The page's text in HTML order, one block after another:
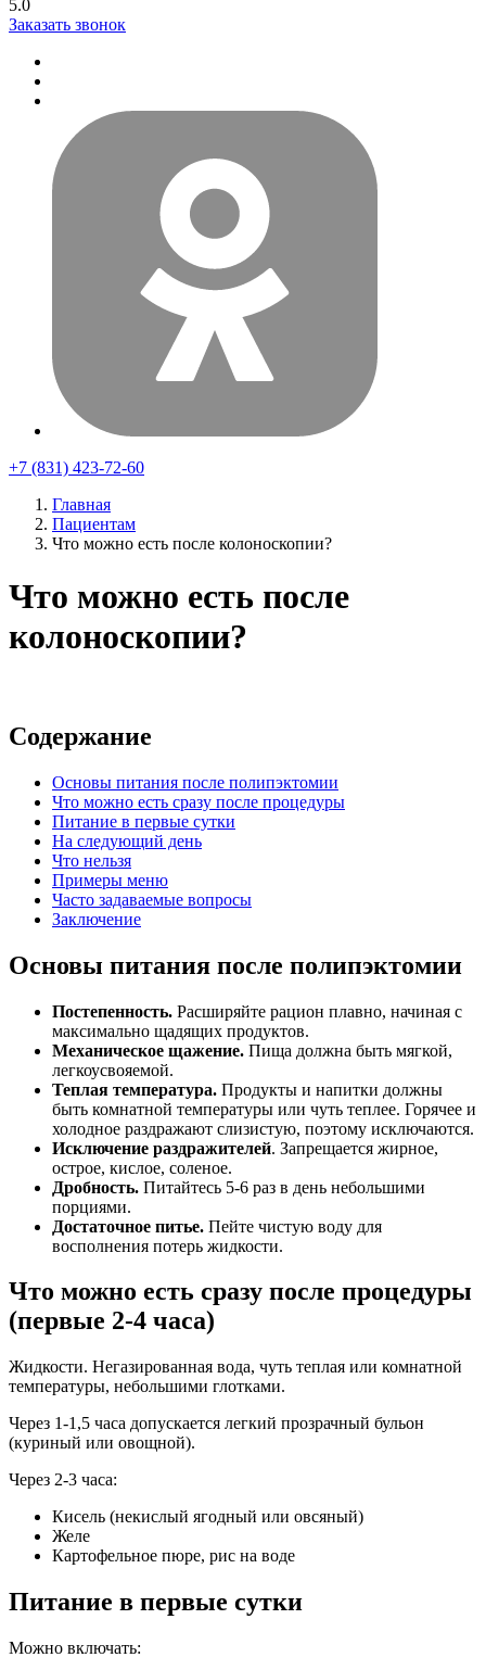
5.0
Заказать звонок
+7 (831) 423-72-60
Главная
Пациентам
Что можно есть после колоноскопии?
Что можно есть после
колоноскопии?
Содержание
Основы питания после полипэктомии
Что можно есть сразу после процедуры
Питание в первые сутки
На следующий день
Что нельзя
Примеры меню
Часто задаваемые вопросы
Заключение
Основы питания после полипэктомии
Постепенность. Расширяйте рацион плавно, начиная с
максимально щадящих продуктов.
Механическое щажение. Пища должна быть мягкой,
легкоусвояемой.
Теплая температура. Продукты и напитки должны
быть комнатной температуры или чуть теплее. Горячее и
холодное раздражают слизистую, поэтому исключаются.
Исключение раздражителей. Запрещается жирное,
острое, кислое, соленое.
Дробность. Питайтесь 5-6 раз в день небольшими
порциями.
Достаточное питье. Пейте чистую воду для
восполнения потерь жидкости.
Что можно есть сразу после процедуры
(первые 2-4 часа)
Жидкости. Негазированная вода, чуть теплая или комнатной
температуры, небольшими глотками.
Через 1-1,5 часа допускается легкий прозрачный бульон
(куриный или овощной).
Через 2-3 часа:
Кисель (некислый ягодный или овсяный)
Желе
Картофельное пюре, рис на воде
Питание в первые сутки
Можно включать: